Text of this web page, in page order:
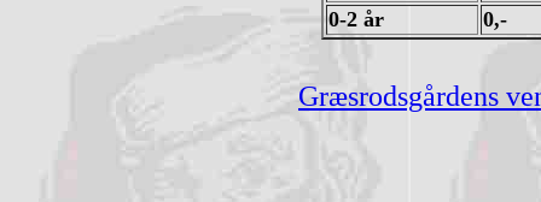
0-2 år
0,-
Græsrodsgårdens